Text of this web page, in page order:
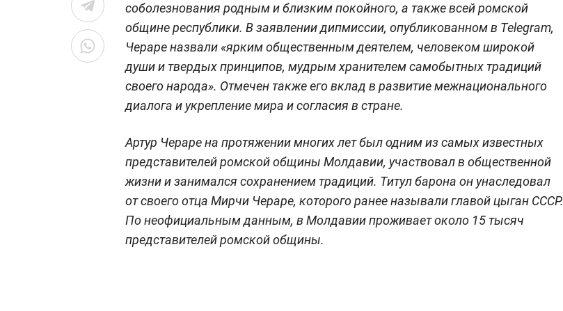
соболезнования родным и близким покойного, а также всей ромской
общине республики. В заявлении дипмиссии, опубликованном в Telegram,
Чераре назвали «ярким общественным деятелем, человеком широкой
души и твердых принципов, мудрым хранителем самобытных традиций
своего народа». Отмечен также его вклад в развитие межнационального
диалога и укрепление мира и согласия в стране.
Артур Чераре на протяжении многих лет был одним из самых известных
представителей ромской общины Молдавии, участвовал в общественной
жизни и занимался сохранением традиций. Титул барона он унаследовал
от своего отца Мирчи Чераре, которого ранее называли главой цыган СССР.
По неофициальным данным, в Молдавии проживает около 15 тысяч
представителей ромской общины.